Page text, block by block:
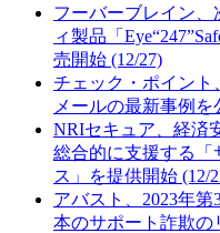
フーバーブレイン
ィ製品「
売開始 (12/27)
チェック・ポイント
メールの最新事例を
NRIセキュア、経済
総合的に支援する「
ス」を提供開始 (12/
アバスト、2023年
本のサポート詐欺の